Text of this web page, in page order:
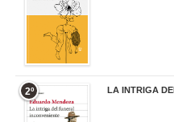
2º LA INTRIGA